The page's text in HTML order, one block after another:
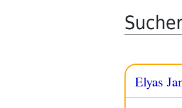
Elyas